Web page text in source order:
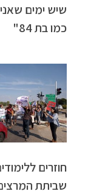
שיש ימים
כמו בת 84"
חוזרים
שביתת